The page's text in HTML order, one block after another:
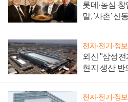
롯데·농심
말, '사촌' 신
전자·전기·정
외신 "삼성
현지 생산 반
전자·전기·정